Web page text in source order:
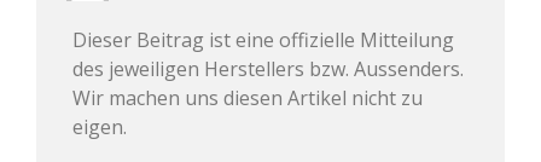
Dieser Beitrag ist eine offizielle Mitteilung
des jeweiligen Herstellers bzw. Aussenders.
Wir machen uns diesen Artikel nicht zu
eigen.